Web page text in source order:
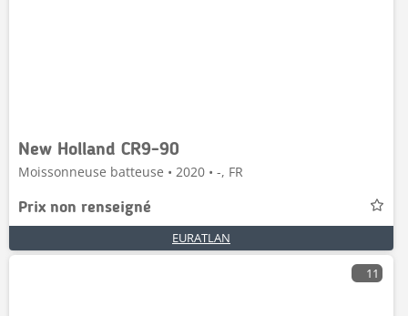
New Holland CR9-90
Moissonneuse batteuse • 2020 • -, FR
Prix non renseigné
EURATLAN
11